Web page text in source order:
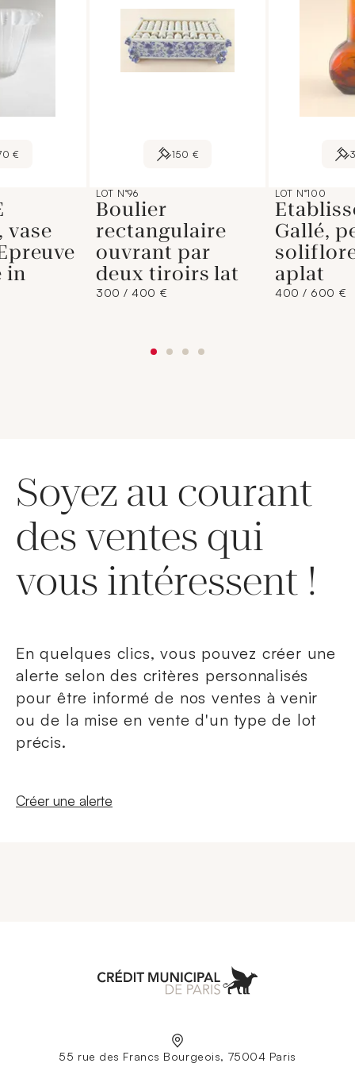
€
vase
in
150 €
LOT N°96
Boulier
rectangulaire
ouvrant par
deux tiroirs lat
300 / 400 €
LOT N°100
Gallé,
aplat
400 / 600 €
Soyez au courant
des ventes qui
vous intéressent !
En quelques clics, vous pouvez créer une
alerte selon des critères personnalisés
pour être informé de nos ventes à venir
ou de la mise en vente d'un type de lot
précis.
Nouvelle fenêtre
Créer une alerte
55 rue des Francs Bourgeois, 75004 Paris